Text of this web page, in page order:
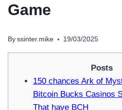
Game
By ssinter.mike 19/03/2025
Posts
150 chances Ark of
Bitcoin Bucks Casinos
That have BCH